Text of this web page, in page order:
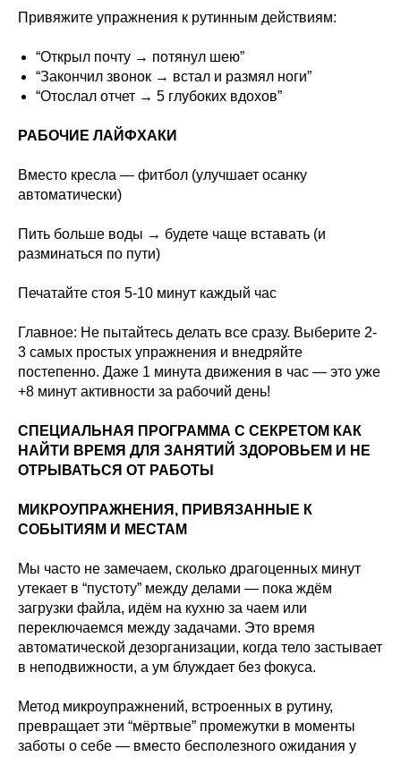
Привяжите упражнения к рутинным действиям:
“Открыл почту → потянул шею”
“Закончил звонок → встал и размял ноги”
“Отослал отчет → 5 глубоких вдохов”
РАБОЧИЕ ЛАЙФХАКИ
Вместо кресла — фитбол (улучшает осанку
автоматически)
Пить больше воды → будете чаще вставать (и
разминаться по пути)
Печатайте стоя 5-10 минут каждый час
Главное: Не пытайтесь делать все сразу. Выберите 2-
3 самых простых упражнения и внедряйте
постепенно. Даже 1 минута движения в час — это уже
+8 минут активности за рабочий день!
СПЕЦИАЛЬНАЯ ПРОГРАММА С СЕКРЕТОМ КАК
НАЙТИ ВРЕМЯ ДЛЯ ЗАНЯТИЙ ЗДОРОВЬЕМ И НЕ
ОТРЫВАТЬСЯ ОТ РАБОТЫ
МИКРОУПРАЖНЕНИЯ, ПРИВЯЗАННЫЕ К
СОБЫТИЯМ И МЕСТАМ
Мы часто не замечаем, сколько драгоценных минут
утекает в “пустоту” между делами — пока ждём
загрузки файла, идём на кухню за чаем или
переключаемся между задачами. Это время
автоматической дезорганизации, когда тело застывает
в неподвижности, а ум блуждает без фокуса.
Метод микроупражнений, встроенных в рутину,
превращает эти “мёртвые” промежутки в моменты
заботы о себе — вместо бесполезного ожидания у
Записаться
на консультацию
Как вас зовут?*
Эл. адрес*
Ваш телефон*
Сообщение (необязательно)